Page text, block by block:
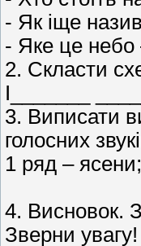
- Як іще
- Яке це небо
2. Скласти
Ι_______
3. Виписати
голосних
1 ряд –
4. Висновок.
Зверни увагу!